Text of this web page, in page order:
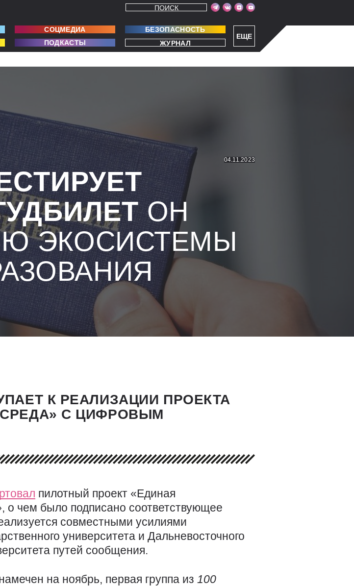
ЕЩЕ
ПОИСК
СОЦМЕДИА
БЕЗОПАСНОСТЬ
ПОДКАСТЫ ЖУРНАЛ
04.11.2023
ОН
ЭКОСИСТЕМЫ
К РЕАЛИЗАЦИИ ПРОЕКТА
С ЦИФРОВЫМ
пилотный проект «Единая
о чем было подписано соответствующее
совместными усилиями
университета и Дальневосточного
путей сообщения.
на ноябрь, первая группа из 100